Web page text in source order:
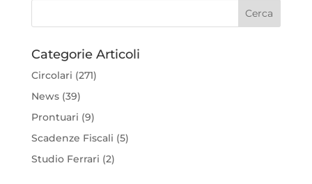
Categorie Articoli
Circolari (271)
News(39)
Prontuari (9)
Scadenze Fiscali (5)
Studio Ferrari (2)